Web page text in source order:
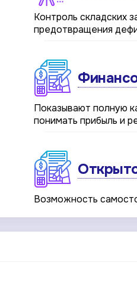
Контроль складских
предотвращения
Показывают полную
понимать прибыль и
Возможность